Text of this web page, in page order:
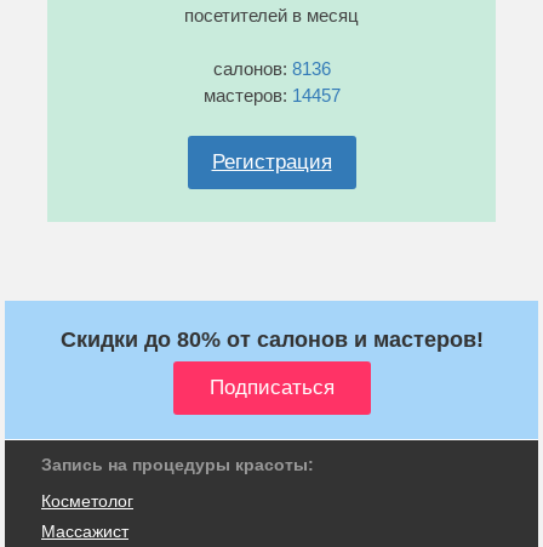
посетителей в месяц
салонов: 8136
мастеров: 14457
Регистрация
Скидки до 80% от салонов и мастеров!
Запись на процедуры красоты:
Косметолог
Массажист